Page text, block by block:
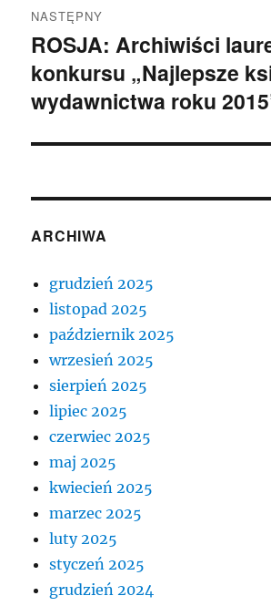
NASTĘPNY
Następny
wpis:
ROSJA: Archiwiści
konkursu „Najlepsze
wydawnictwa roku
ARCHIWA
grudzień 2025
listopad 2025
październik 2025
wrzesień 2025
sierpień 2025
lipiec 2025
czerwiec 2025
maj 2025
kwiecień 2025
marzec 2025
luty 2025
styczeń 2025
grudzień 2024